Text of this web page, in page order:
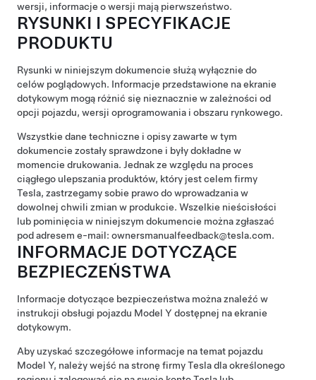
wersji, informacje o wersji mają pierwszeństwo.
RYSUNKI I SPECYFIKACJE
PRODUKTU
Rysunki w niniejszym dokumencie służą wyłącznie do
celów poglądowych. Informacje przedstawione na ekranie
dotykowym mogą różnić się nieznacznie w zależności od
opcji pojazdu, wersji oprogramowania i obszaru rynkowego.
Wszystkie dane techniczne i opisy zawarte w tym
dokumencie zostały sprawdzone i były dokładne w
momencie drukowania. Jednak ze względu na proces
ciągłego ulepszania produktów, który jest celem firmy
Tesla, zastrzegamy sobie prawo do wprowadzania w
dowolnej chwili zmian w produkcie. Wszelkie nieścisłości
lub pominięcia w niniejszym dokumencie można zgłaszać
pod adresem e-mail: ownersmanualfeedback@tesla.com.
INFORMACJE DOTYCZĄCE
BEZPIECZEŃSTWA
Informacje dotyczące bezpieczeństwa można znaleźć w
instrukcji obsługi pojazdu Model Y dostępnej na ekranie
dotykowym.
Aby uzyskać szczegółowe informacje na temat pojazdu
Model Y, należy wejść na stronę firmy Tesla dla określonego